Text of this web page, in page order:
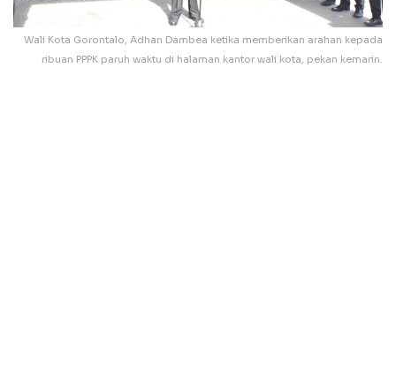
Wali Kota Gorontalo, Adhan Dambea ketika memberikan arahan kepada
ribuan PPPK paruh waktu di halaman kantor wali kota, pekan kemarin.